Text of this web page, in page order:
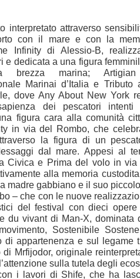
interpretato attraverso
con il mare e con la
Infinity di Alessio-B,
e dedicata a una figura
brezza marina; Artigian
Marinai d’Italia e
dove Any About New York
dei pescatori intenti
figura cara alla comunità
in via del Rombo, che
la figura di un
dal mare. Appesi al
Civica e Prima del volo in via
alla memoria
madre gabbiano e il suo
– che con le nuove
del festival con dieci opere
du vivant di Man-X, dominata
Sostenibile
di appartenenza e sul legame
Mrfijodor, originale
sulla tutela degli
i lavori di Shife, che ha